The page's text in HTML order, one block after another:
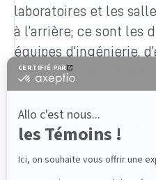
laboratoires et les
à l’arrière; ce sont les
équipes d’ingénierie,
production ont relevé
avec ce client unique
Jumelant tablettes
l’aménagement de